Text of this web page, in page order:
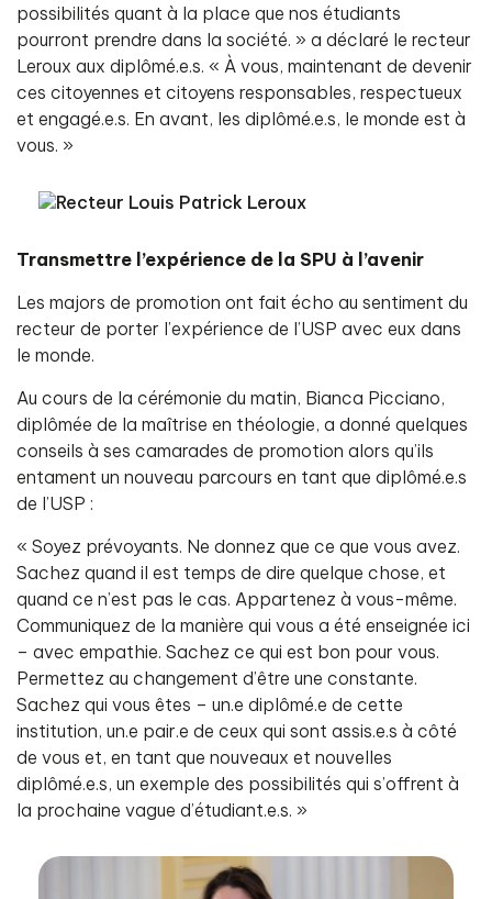
possibilités quant à la place que nos étudiants
pourront prendre dans la société. » a déclaré le recteur
Leroux aux diplômé.e.s. « À vous, maintenant de devenir
ces citoyennes et citoyens responsables, respectueux
et engagé.e.s. En avant, les diplômé.e.s, le monde est à
vous. »
Transmettre l’expérience de la SPU à l’avenir
Les majors de promotion ont fait écho au sentiment du
recteur de porter l’expérience de l’USP avec eux dans
le monde.
Au cours de la cérémonie du matin, Bianca Picciano,
diplômée de la maîtrise en théologie, a donné quelques
conseils à ses camarades de promotion alors qu’ils
entament un nouveau parcours en tant que diplômé.e.s
de l’USP :
« Soyez prévoyants. Ne donnez que ce que vous avez.
Sachez quand il est temps de dire quelque chose, et
quand ce n’est pas le cas. Appartenez à vous-même.
Communiquez de la manière qui vous a été enseignée ici
– avec empathie. Sachez ce qui est bon pour vous.
Permettez au changement d’être une constante.
Sachez qui vous êtes – un.e diplômé.e de cette
institution, un.e pair.e de ceux qui sont assis.e.s à côté
de vous et, en tant que nouveaux et nouvelles
diplômé.e.s, un exemple des possibilités qui s’offrent à
la prochaine vague d’étudiant.e.s. »